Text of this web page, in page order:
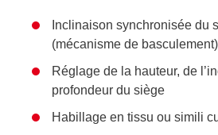
Inclinaison synchronisée du
(mécanisme de basculement)
Réglage de la hauteur, de
profondeur du siège
Habillage en tissu ou simili